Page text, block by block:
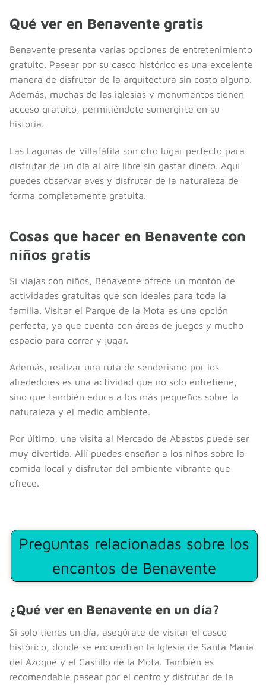
Qué ver en Benavente gratis
Benavente presenta varias opciones de entretenimiento
gratuito. Pasear por su casco histórico es una excelente
manera de disfrutar de la arquitectura sin costo alguno.
Además, muchas de las iglesias y monumentos tienen
acceso gratuito, permitiéndote sumergirte en su
historia.
Las Lagunas de Villafáfila son otro lugar perfecto para
disfrutar de un día al aire libre sin gastar dinero. Aquí
puedes observar aves y disfrutar de la naturaleza de
forma completamente gratuita.
Cosas que hacer en Benavente con
niños gratis
Si viajas con niños, Benavente ofrece un montón de
actividades gratuitas que son ideales para toda la
familia. Visitar el Parque de la Mota es una opción
perfecta, ya que cuenta con áreas de juegos y mucho
espacio para correr y jugar.
Además, realizar una ruta de senderismo por los
alrededores es una actividad que no solo entretiene,
sino que también educa a los más pequeños sobre la
naturaleza y el medio ambiente.
Por último, una visita al Mercado de Abastos puede ser
muy divertida. Allí puedes enseñar a los niños sobre la
comida local y disfrutar del ambiente vibrante que
ofrece.
Preguntas relacionadas sobre los
encantos de Benavente
¿Qué ver en Benavente en un día?
Si solo tienes un día, asegúrate de visitar el casco
histórico, donde se encuentran la Iglesia de Santa María
del Azogue y el Castillo de la Mota. También es
recomendable pasear por el centro y disfrutar de la